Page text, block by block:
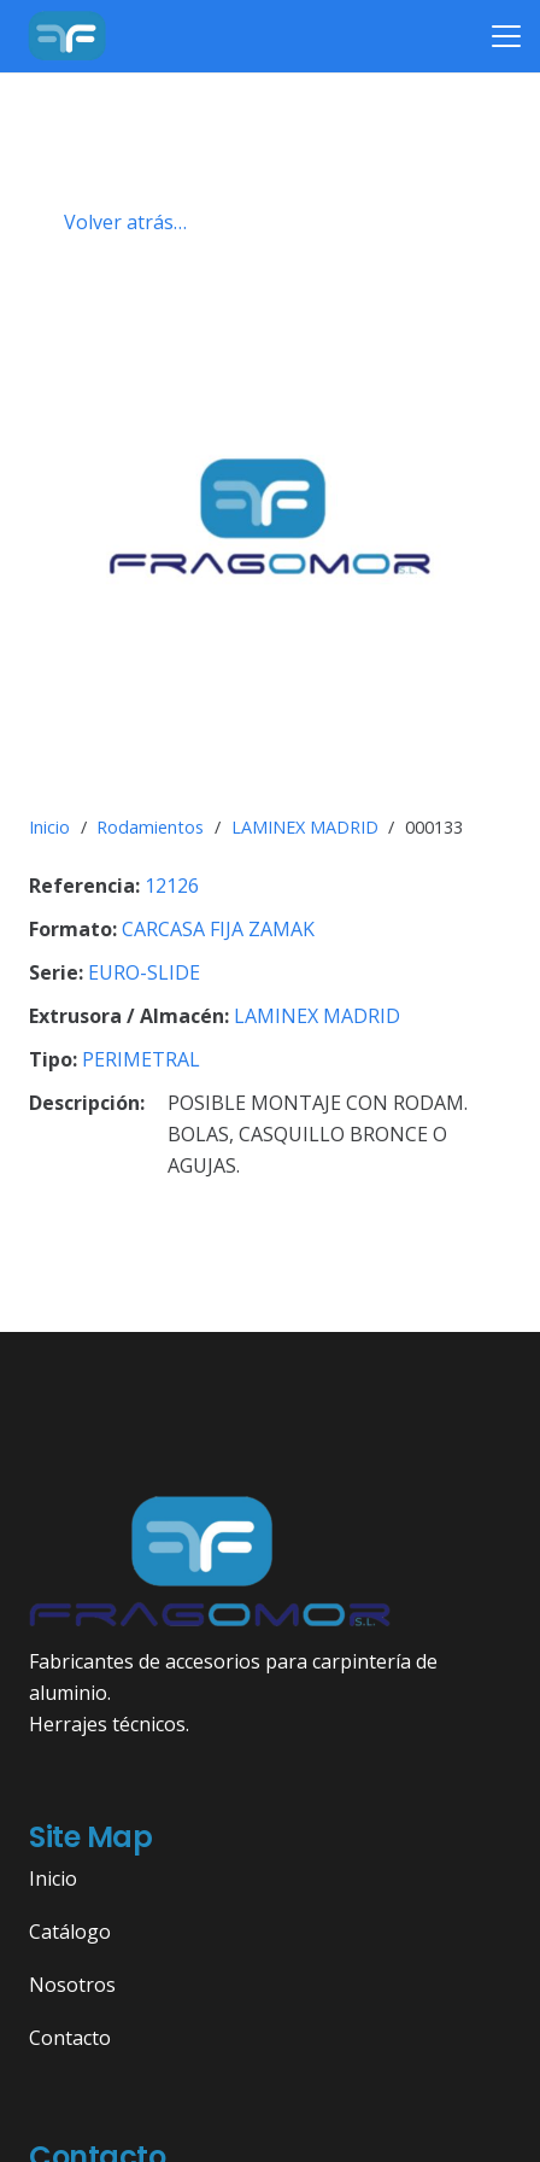
Volver atrás…
Inicio / Rodamientos / LAMINEX MADRID / 000133
Referencia: 12126
Formato:CARCASA FIJA ZAMAK
Serie: EURO-SLIDE
Extrusora / Almacén: LAMINEX MADRID
Tipo: PERIMETRAL
Descripción:
POSIBLE MONTAJE CON RODAM.
BOLAS, CASQUILLO BRONCE O
AGUJAS.
Fabricantes de accesorios para carpintería de
aluminio.
Herrajes técnicos.
Site Map
Inicio
Catálogo
Nosotros
Contacto